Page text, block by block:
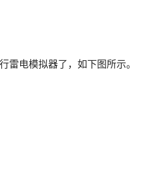
电模拟器了，如下图所示。